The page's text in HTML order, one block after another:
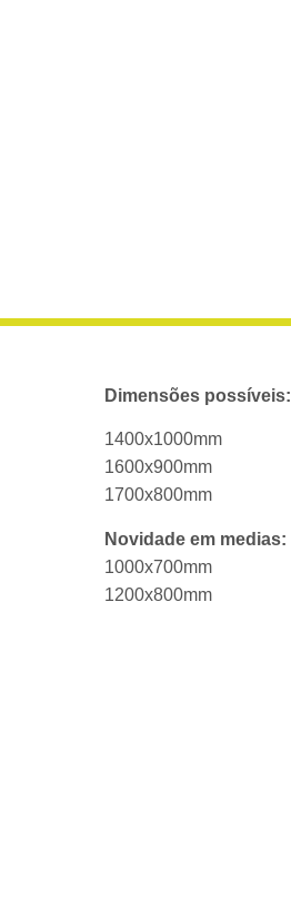
Dimensões possíveis:
1400x1000mm
1600x900mm
1700x800mm
Novidade em medias:
1000x700mm
1200x800mm